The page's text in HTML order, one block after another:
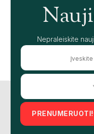
Nepraleiskite
PRENUMERUOTI!